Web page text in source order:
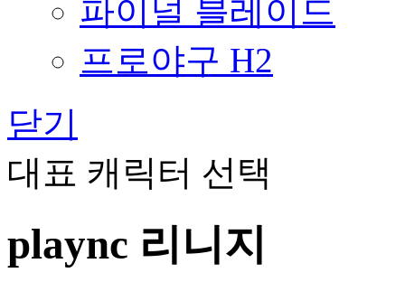
파이널 블레이드
프로야구 H2
닫기
대표 캐릭터 선택
plaync 리니지